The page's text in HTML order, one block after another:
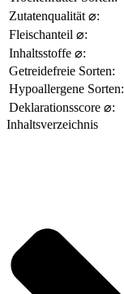
Zutatenqualität ⌀:
Fleischanteil ⌀:
Inhaltsstoffe ⌀:
Getreidefreie Sorten:
Hypoallergene Sorten:
Deklarationsscore ⌀:
Inhaltsverzeichnis​